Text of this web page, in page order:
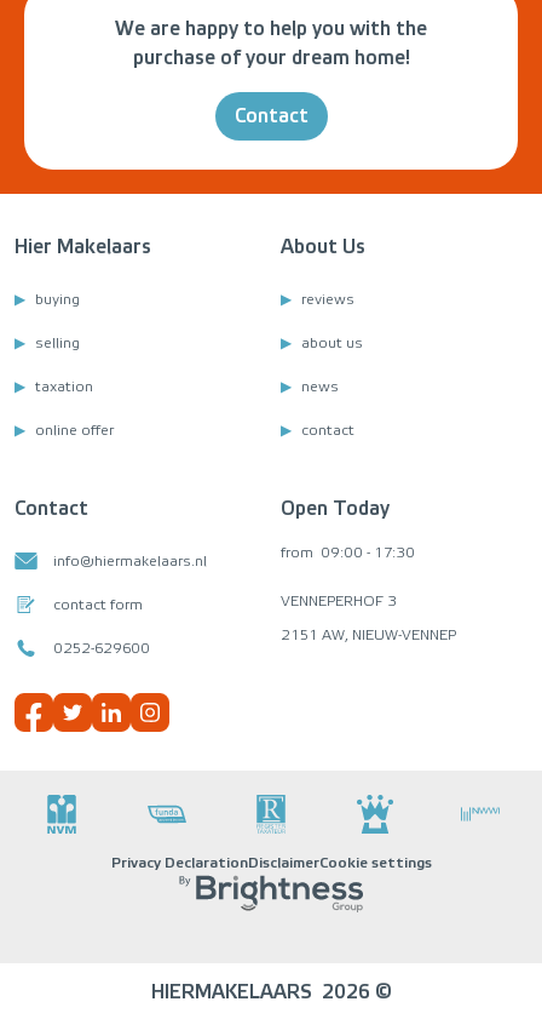
We are happy to help you with the
purchase of your dream home!
Contact
Hier Makelaars
buying
selling
taxation
online offer
About Us
reviews
about us
news
contact
Contact
info@hiermakelaars.nl
contact form
0252-629600
Open Today
from 09:00 - 17:30
VENNEPERHOF 3
2151 AW, NIEUW-VENNEP
Privacy DeclarationDisclaimerCookie settings
HIERMAKELAARS 2026 ©